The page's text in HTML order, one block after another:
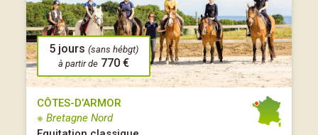
5 jours (sans hébgt)
à partir de 770 €
CÔTES-D’ARMOR
※ Bretagne Nord